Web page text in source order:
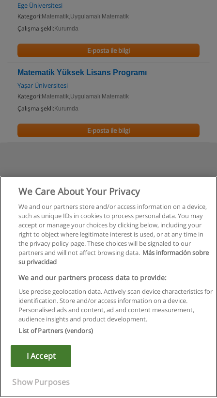
Ege Üniversitesi
Kategori: Matematik,Uygulamalı Matematik
Çalışma şekli: Kurumda
E-posta ile bilgi
Matematik Yüksek Lisans Programı
Yaşar Üniversitesi
Kategori: Matematik,Uygulamalı Matematik
Çalışma şekli: Kurumda
E-posta ile bilgi
Kullanım koşulları
Gizlilik politikası
Copyright © Educaedu Business S.L. - CIF : B-95610580: -
We Care About Your Privacy
We and our partners store and/or access information on a device,
such as unique IDs in cookies to process personal data. You may
accept or manage your choices by clicking below, including your
right to object where legitimate interest is used, or at any time in
the privacy policy page. These choices will be signaled to our
partners and will not affect browsing data. Más información sobre
su privacidad
We and our partners process data to provide:
Use precise geolocation data. Actively scan device characteristics for
identification. Store and/or access information on a device.
Personalised ads and content, ad and content measurement,
audience insights and product development.
List of Partners (vendors)
I Accept
Show Purposes